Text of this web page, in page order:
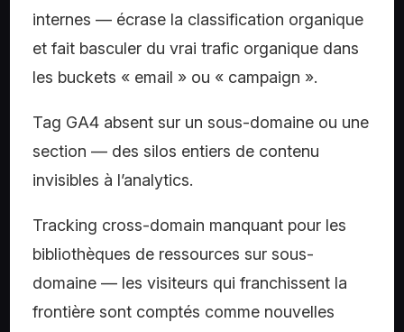
internes — écrase la classification organique
et fait basculer du vrai trafic organique dans
les buckets « email » ou « campaign ».
Tag GA4 absent sur un sous-domaine ou une
section — des silos entiers de contenu
invisibles à l’analytics.
Tracking cross-domain manquant pour les
bibliothèques de ressources sur sous-
domaine — les visiteurs qui franchissent la
frontière sont comptés comme nouvelles